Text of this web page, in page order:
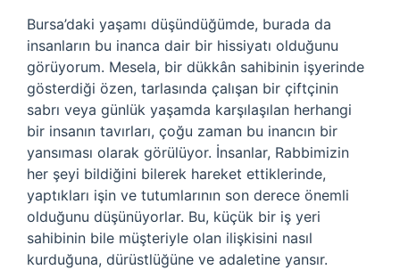
Bursa’daki yaşamı düşündüğümde, burada da
insanların bu inanca dair bir hissiyatı olduğunu
görüyorum. Mesela, bir dükkân sahibinin işyerinde
gösterdiği özen, tarlasında çalışan bir çiftçinin
sabrı veya günlük yaşamda karşılaşılan herhangi
bir insanın tavırları, çoğu zaman bu inancın bir
yansıması olarak görülüyor. İnsanlar, Rabbimizin
her şeyi bildiğini bilerek hareket ettiklerinde,
yaptıkları işin ve tutumlarının son derece önemli
olduğunu düşünüyorlar. Bu, küçük bir iş yeri
sahibinin bile müşteriyle olan ilişkisini nasıl
kurduğuna, dürüstlüğüne ve adaletine yansır.